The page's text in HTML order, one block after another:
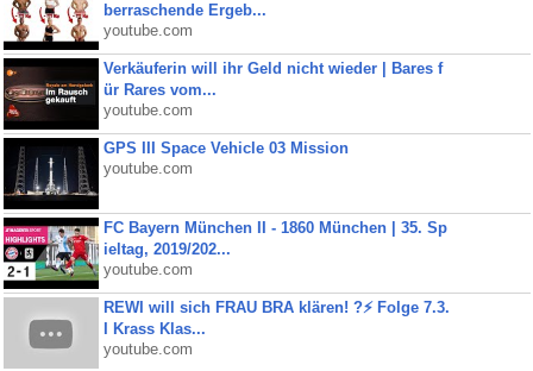
berraschende Ergeb...
youtube.com
Verkäuferin will ihr Geld nicht wieder | Bares f
ür Rares vom...
youtube.com
GPS III Space Vehicle 03 Mission
youtube.com
FC Bayern München II - 1860 München | 35. Sp
ieltag, 2019/202...
youtube.com
REWI will sich FRAU BRA klären! ?⚡️ Folge 7.3.
I Krass Klas...
youtube.com